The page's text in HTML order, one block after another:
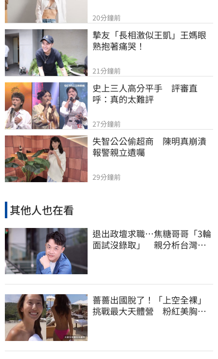
20分鐘前
摯友「長相激似王凱」王媽眼
熟抱著痛哭！
21分鐘前
史上三人高分平手　評審直
呼：真的太難評
27分鐘前
失智公公偷超商　陳明真崩潰
報警親立遺囑
29分鐘前
其他人也在看
退出政壇求職…焦糖哥哥「3輪
面試沒錄取」 親分析台灣職
薔薔出國脫了！「上空全裸」
挑戰最大天體營 粉紅美胸被